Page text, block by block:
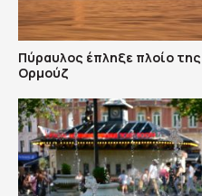
Πύραυλος έπληξε πλοίο
Ορμούζ